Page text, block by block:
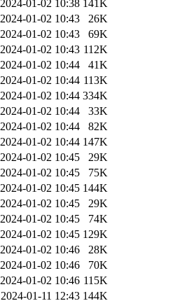
2024-01-02 10:38 141K
2024-01-02 10:43
26K
2024-01-02 10:43
69K
2024-01-02 10:43 112K
2024-01-02 10:44
41K
2024-01-02 10:44 113K
2024-01-02 10:44 334K
2024-01-02 10:44
33K
2024-01-02 10:44
82K
2024-01-02 10:44 147K
2024-01-02 10:45
29K
2024-01-02 10:45
75K
2024-01-02 10:45 144K
2024-01-02 10:45
29K
2024-01-02 10:45
74K
2024-01-02 10:45 129K
2024-01-02 10:46
28K
2024-01-02 10:46
70K
2024-01-02 10:46 115K
2024-01-11 12:43 144K